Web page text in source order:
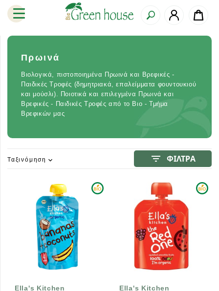
Πρωινά
Βιολογικά, πιστοποιημένα Πρωινά και Βρεφικές -
Παιδικές Τροφές (δημητριακά, επαλείμματα φουντουκιού
και μούσλι). Ποιοτικά και επιλεγμένα Πρωινά και
Βρεφικές - Παιδικές Τροφές από το Βιο - Τμήμα
Βρεφικών μας
Ταξινόμηση expand_more filter_list ΦΙΛΤΡΑ
Ella's Kitchen
Ella's Kitchen